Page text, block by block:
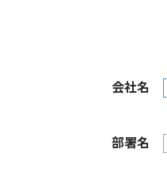
会社名
部署名